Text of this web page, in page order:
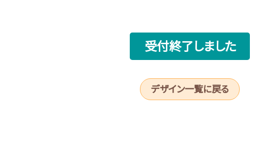
受付終了しました
デザイン一覧に戻る